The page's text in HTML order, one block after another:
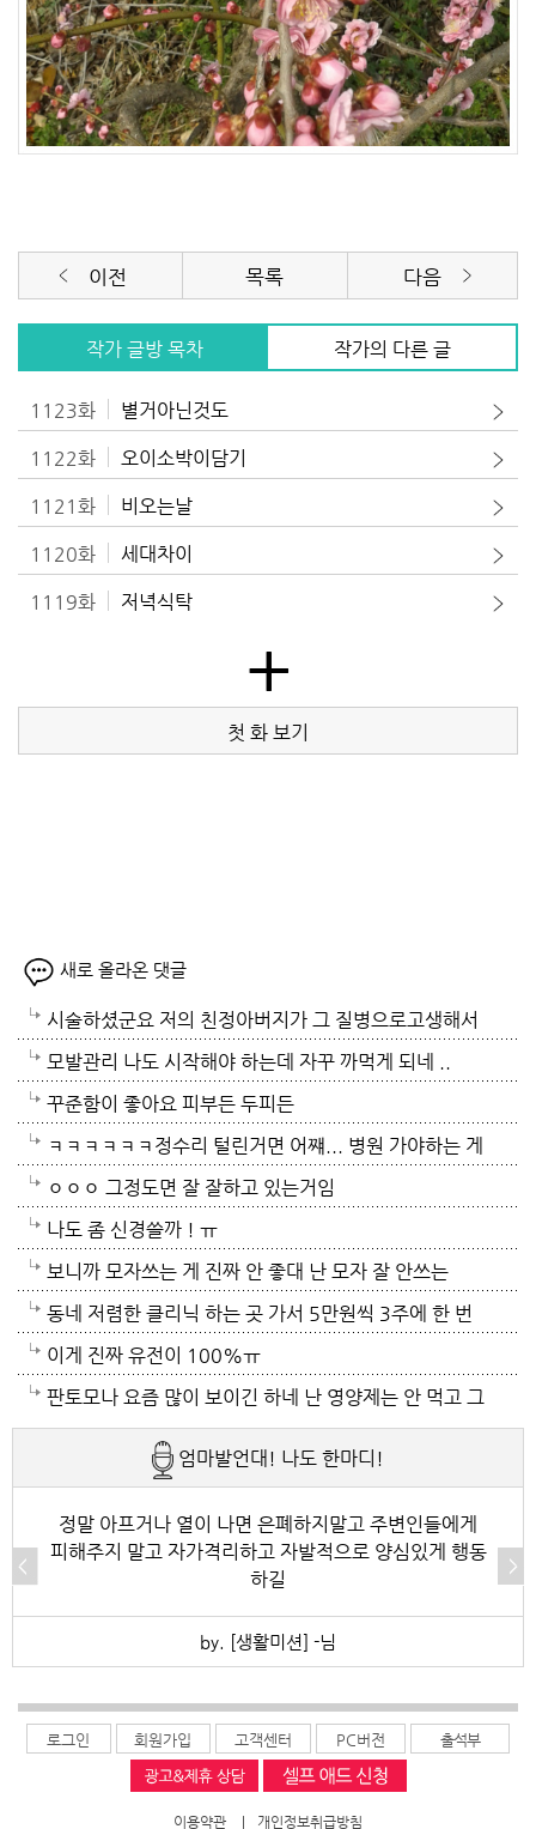
이전 목록 다음
작가 글방 목차 작가의 다른 글
1123화 별거아닌것도
1122화 오이소박이담기
1121화 비오는날
1120화 세대차이
1119화 저녁식탁
+
첫 화 보기
새로 올라온 댓글
시술하셨군요 저의 친정아버지가 그 질병으로고생해서
저도 좀 압니다 남자들이 나이먹음 잘 걸리는병이죠 여
자들이 방광염에 자주 걸리듯이 그병도 재발이 잦은편
이여서 조심하셔야 할거에요 남편분 술 좋아하시나요
보통 술많이 드시는분이 오는 질병인데 저의 아버지가
술고래였거든요
모발관리 나도 시작해야 하는데 자꾸 까먹게 되네 ..
꾸준함이 좋아요 피부든 두피든
ㅋㅋㅋㅋㅋㅋ정수리 털린거면 어쨰... 병원 가야하는 게
아닌지..
ㅇㅇㅇ 그정도면 잘 잘하고 있는거임
나도 좀 신경쓸까 ! ㅠ
보니까 모자쓰는 게 진짜 안 좋대 난 모자 잘 안쓰는
중... 캡모자 특히
동네 저렴한 클리닉 하는 곳 가서 5만원씩 3주에 한 번
씩 가는것도 좋아~~
이게 진짜 유전이 100%ㅠ
판토모나 요즘 많이 보이긴 하네 난 영양제는 안 먹고 그
냥 샴푸만 좋은 거 쓰는데 에반가
엄마발언대! 나도 한마디!
정말 아프거나 열이 나면 은폐하지말고 주변인들에게
피해주지 말고 자가격리하고 자발적으로 양심있게 행동
하길
by. [생활미션] -님
로그인 회원가입 고객센터 PC버전 출석부
이용약관 개인정보취급방침